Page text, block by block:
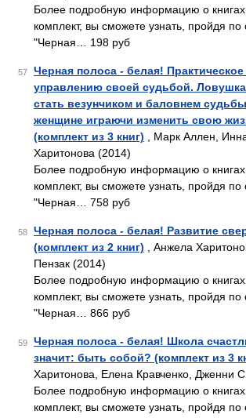
Более подробную информацию о
комплект, вы сможете узнать, пройдя по
"Черная… 198 руб
57
Черная полоса - белая!
управлению своей судьбой.
стать везунчиком и баловнем
женщине играючи изменить свою
(комплект из 3 книг) , Марк Аллен,
Харитонова (2014)
Более подробную информацию о
комплект, вы сможете узнать, пройдя по
"Черная… 758 руб
58
Черная полоса - белая! Развитие
(комплект из 2 книг) , Анжела
Пензак (2014)
Более подробную информацию о
комплект, вы сможете узнать, пройдя по
"Черная… 866 руб
59
Черная полоса - белая! Школа
значит: быть собой? (комплект из 3
Харитонова, Елена Кравченко, Дженни
Более подробную информацию о
комплект, вы сможете узнать, пройдя по